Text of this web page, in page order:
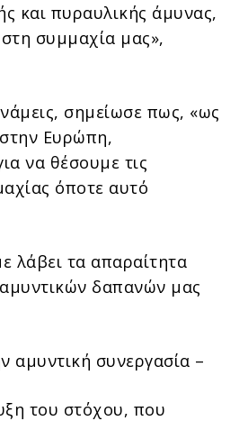
και πυραυλικής άμυνας,
συμμαχία μας»,
σημείωσε πως, «ως
Ευρώπη,
να θέσουμε τις
όποτε αυτό
λάβει τα απαραίτητα
δαπανών μας
αμυντική συνεργασία –
του στόχου, που